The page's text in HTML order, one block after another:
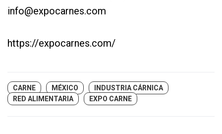
info@expocarnes.com
https://expocarnes.com/
CARNE MÉXICO
INDUSTRIA CÁRNICA
RED ALIMENTARIA
EXPO CARNE